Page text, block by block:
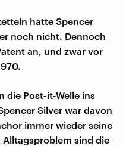
hatte Spencer
noch nicht. Dennoch
an, und zwar vor
die Post-it-Welle ins
Silver war davon
immer wieder seine
sind die